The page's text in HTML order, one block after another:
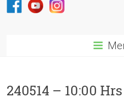
240514 – 10:00 Hrs